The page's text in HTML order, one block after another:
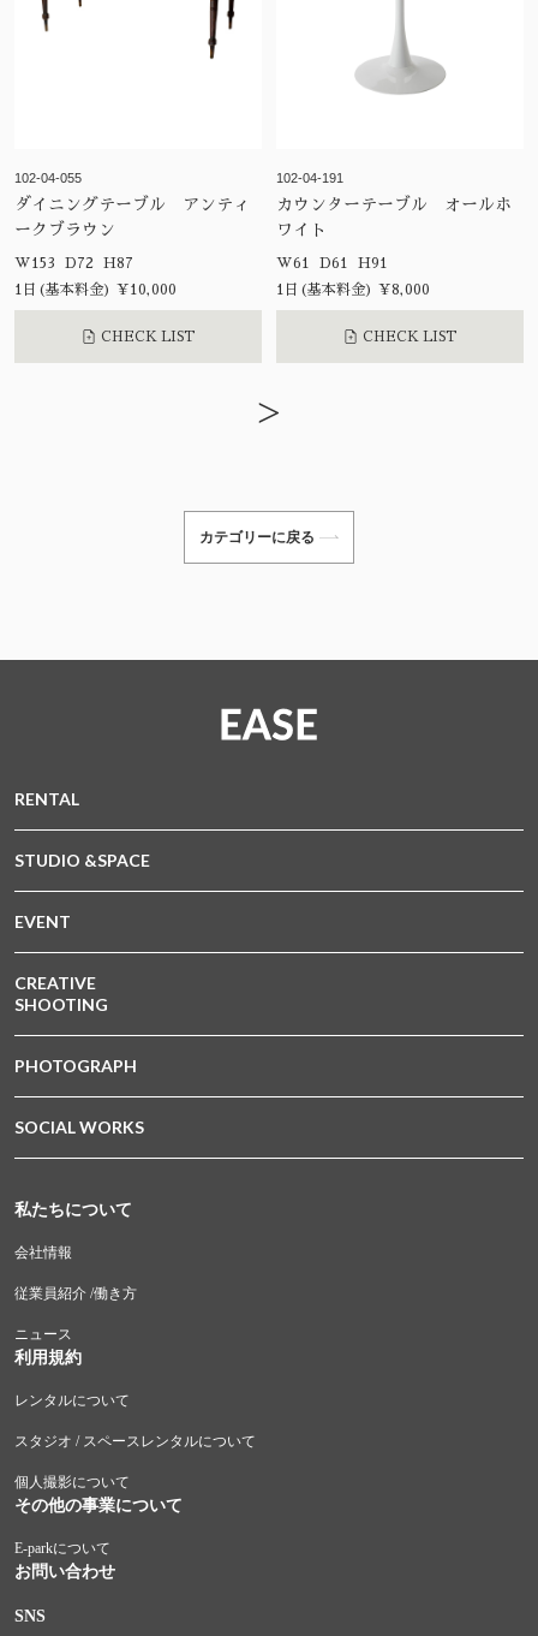
102-04-055
ダイニングテーブル アンティ
ークブラウン
W153 D72 H87
1日(基本料金) ¥10,000
CHECK LIST
102-04-191
カウンターテーブル オールホ
ワイト
W61 D61 H91
1日(基本料金) ¥8,000
CHECK LIST
>
カテゴリーに戻る
RENTAL
STUDIO &SPACE
EVENT
CREATIVE
SHOOTING
PHOTOGRAPH
SOCIAL WORKS
私たちについて
会社情報
従業員紹介 /働き方
ニュース
利用規約
レンタルについて
スタジオ / スペースレンタルについて
個人撮影について
その他の事業について
E-parkについて
お問い合わせ
SNS